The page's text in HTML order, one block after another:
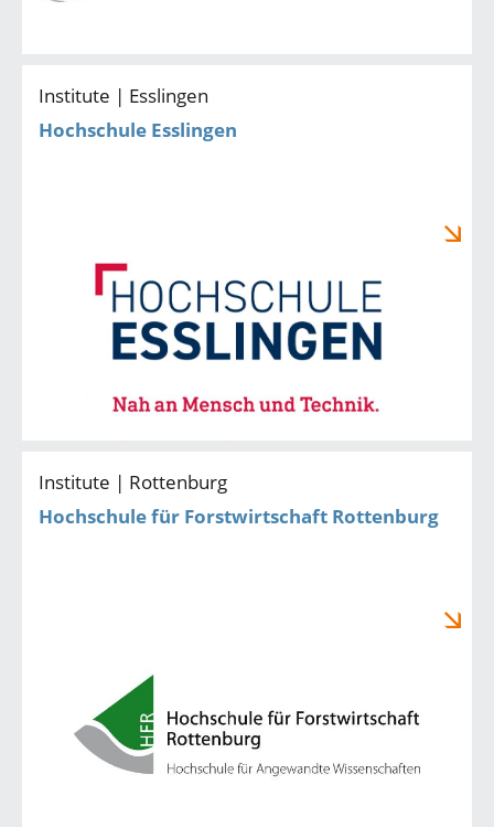
Institute | Esslingen
Hochschule Esslingen
Institute | Rottenburg
Hochschule für Forstwirtschaft Rottenburg